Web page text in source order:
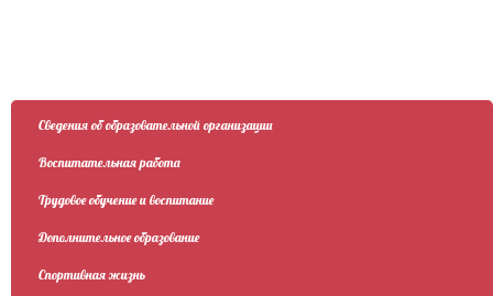
Сведения об образовательной организации
Воспитательная работа
Трудовое обучение и воспитание
Дополнительное образование
Спортивная жизнь